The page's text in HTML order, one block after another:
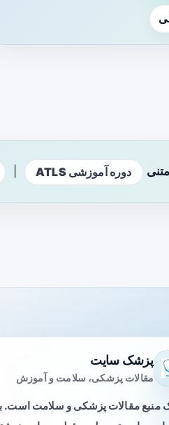
دوره آموزشی ATLS
پزشک سایت
مقالات پزشکی، سلامت و آموزش
منبع مقالات پزشکی و سلامت